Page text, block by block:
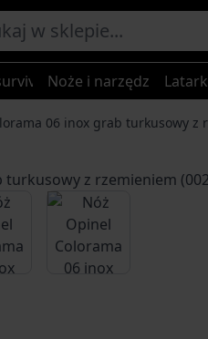
Noże i narzędzia
06 inox grab turkusowy z
larger imageView larger image